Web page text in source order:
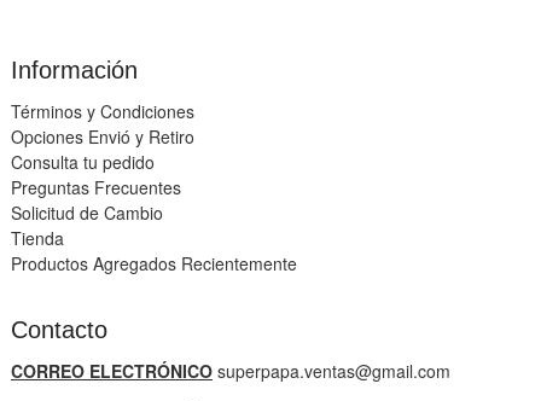
Información
Términos y Condiciones
Opciones Envió y Retiro
Consulta tu pedido
Preguntas Frecuentes
Solicitud de Cambio
Tienda
Productos Agregados Recientemente
Contacto
CORREO ELECTRÓNICOsuperpapa.ventas@gmail.com